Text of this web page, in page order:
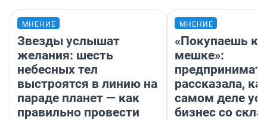
МНЕНИЕ
Звезды услышат
желания: шесть
небесных тел
выстроятся в линию на
параде планет — как
правильно провести
МНЕНИЕ
«Покупаешь
мешке»:
рассказала,
самом деле
бизнес со